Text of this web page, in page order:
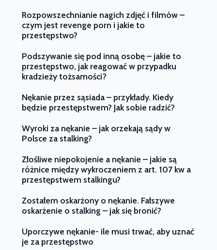
Rozpowszechnianie nagich zdjęć i filmów –
czym jest revenge porn i jakie to
przestępstwo?
Podszywanie się pod inną osobę – jakie to
przestępstwo, jak reagować w przypadku
kradzieży tożsamości?
Nękanie przez sąsiada – przykłady. Kiedy
będzie przestępstwem? Jak sobie radzić?
Wyroki za nękanie – jak orzekają sądy w
Polsce za stalking?
Złośliwe niepokojenie a nękanie – jakie są
różnice między wykroczeniem z art. 107 kw a
przestępstwem stalkingu?
Zostałem oskarżony o nękanie. Fałszywe
oskarżenie o stalking – jak się bronić?
Uporczywe nękanie- ile musi trwać, aby uznać
je za przestępstwo